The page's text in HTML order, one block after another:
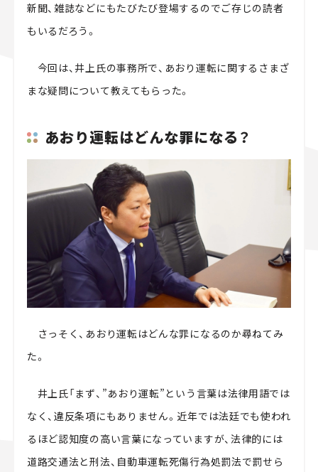
新聞、雑誌などにもたびたび登場するのでご存じの読者
もいるだろう。
今回は、井上氏の事務所で、あおり運転に関するさまざ
まな疑問について教えてもらった。
あおり運転はどんな罪になる？
さっそく、あおり運転はどんな罪になるのか尋ねてみ
た。
井上氏「まず、”あおり運転”という言葉は法律用語では
なく、違反条項にもありません。近年では法廷でも使われ
るほど認知度の高い言葉になっていますが、法律的には
道路交通法と刑法、自動車運転死傷行為処罰法で罰せら